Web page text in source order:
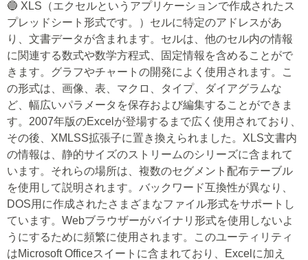
🔵 XLS（エクセルというアプリケーションで作成されたス
プレッドシート形式です。）セルに特定のアドレスがあ
り、文書データが含まれます。セルは、他のセル内の情報
に関連する数式や数学方程式、固定情報を含めることがで
きます。グラフやチャートの開発によく使用されます。こ
の形式は、画像、表、マクロ、タイプ、ダイアグラムな
ど、幅広いパラメータを保存および編集することができま
す。2007年版のExcelが登場するまで広く使用されており、
その後、XMLSS拡張子に置き換えられました。XLS文書内
の情報は、静的サイズのストリームのシリーズに含まれて
います。それらの場所は、複数のセグメント配布テーブル
を使用して説明されます。バックワード互換性が異なり、
DOS用に作成されたさまざまなファイル形式をサポートし
ています。Webブラウザーがバイナリ形式を使用しないよ
うにするために頻繁に使用されます。このユーティリティ
はMicrosoft Officeスイートに含まれており、Excelに加え